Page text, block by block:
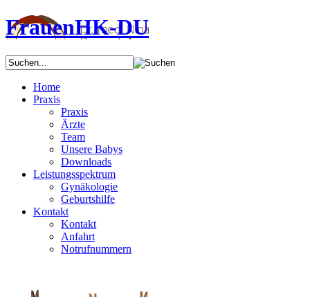
FrauenHK-DU
Home
Praxis
Praxis
Ärzte
Team
Unsere Babys
Downloads
Leistungsspektrum
Gynäkologie
Geburtshilfe
Kontakt
Kontakt
Anfahrt
Notrufnummern